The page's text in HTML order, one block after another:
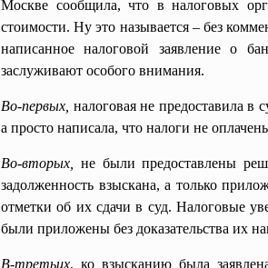
Москве сообщила, что в налоговых
стоимости. Ну это называется – без
написанное налоговой заявление о
заслуживают особого внимания.
Во-первых, налоговая не предоставила в
а просто написала, что налоги не
Во-вторых,
не были предоставлены
задолженность взыскана, а только
отметки об их сдачи в суд. Налоговые
были приложены без доказательства их
В-третьих, ко взысканию была